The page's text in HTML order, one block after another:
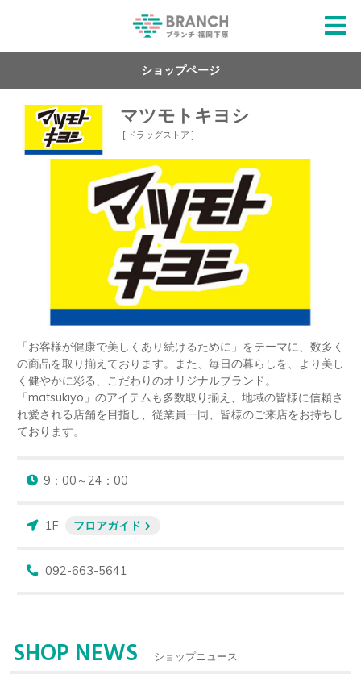
ショップページ
マツモトキヨシ
[ ドラッグストア ]
「お客様が健康で美しくあり続けるために」をテーマに、数多く
の商品を取り揃えております。また、毎日の暮らしを、より美し
く健やかに彩る、こだわりのオリジナルブランド。
「matsukiyo」のアイテムも多数取り揃え、地域の皆様に信頼さ
れ愛される店舗を目指し、従業員一同、皆様のご来店をお持ちし
ております。
9：00～24：00
1F フロアガイド
092-663-5641
SHOP NEWS ショップニュース